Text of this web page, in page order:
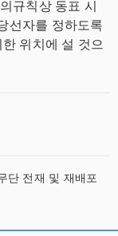
규칙상 동표 시
선자를 정하도록
위치에 설 것으
단 전재 및 재배포